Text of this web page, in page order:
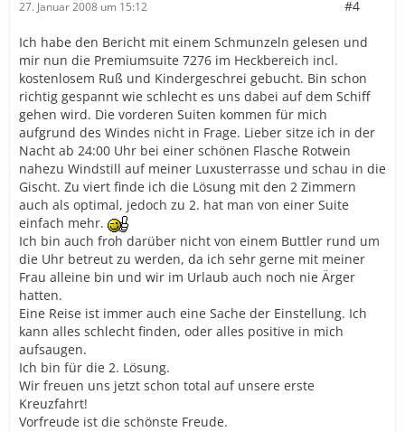
27. Januar 2008 um 15:12 #4
Ich habe den Bericht mit einem Schmunzeln gelesen und
mir nun die Premiumsuite 7276 im Heckbereich incl.
kostenlosem Ruß und Kindergeschrei gebucht. Bin schon
richtig gespannt wie schlecht es uns dabei auf dem Schiff
gehen wird. Die vorderen Suiten kommen für mich
aufgrund des Windes nicht in Frage. Lieber sitze ich in der
Nacht ab 24:00 Uhr bei einer schönen Flasche Rotwein
nahezu Windstill auf meiner Luxusterrasse und schau in die
Gischt. Zu viert finde ich die Lösung mit den 2 Zimmern
auch als optimal, jedoch zu 2. hat man von einer Suite
einfach mehr.
Ich bin auch froh darüber nicht von einem Buttler rund um
die Uhr betreut zu werden, da ich sehr gerne mit meiner
Frau alleine bin und wir im Urlaub auch noch nie Ärger
hatten.
Eine Reise ist immer auch eine Sache der Einstellung. Ich
kann alles schlecht finden, oder alles positive in mich
aufsaugen.
Ich bin für die 2. Lösung.
Wir freuen uns jetzt schon total auf unsere erste
Kreuzfahrt!
Vorfreude ist die schönste Freude.